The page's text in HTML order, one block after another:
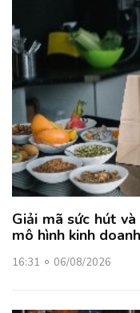
Giải mã sức hút
mô hình kinh
16:31 06/08/2026